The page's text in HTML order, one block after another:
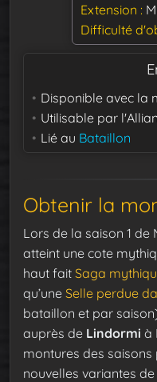
Extension
Difficulté
Disponible avec la
Utilisable par
Lié au Bataillon
Obtenir la
Lors de la saison 1 de
atteint une cote
haut fait Saga
qu’une Selle perdue
bataillon et par
auprès de Lindormi à
montures des saisons
nouvelles variantes